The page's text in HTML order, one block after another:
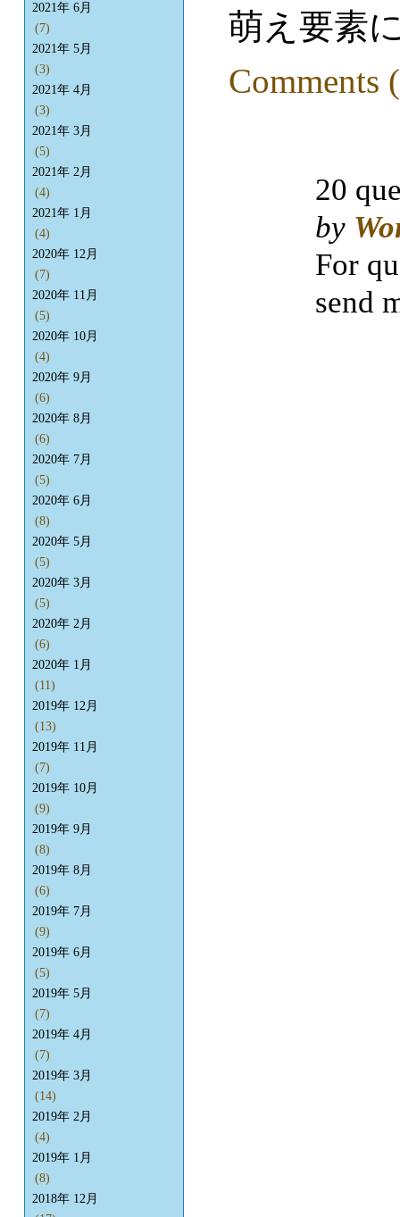
萌え要素
Comments
2021年 6月
(7)
2021年 5月
(3)
2021年 4月
(3)
2021年 3月
(5)
2021年 2月
(4)
2021年 1月
(4)
2020年 12月
(7)
2020年 11月
(5)
2020年 10月
(4)
2020年 9月
(6)
2020年 8月
(6)
2020年 7月
(5)
2020年 6月
(8)
2020年 5月
(5)
2020年 3月
(5)
2020年 2月
(6)
2020年 1月
(11)
2019年 12月
(13)
2019年 11月
(7)
2019年 10月
(9)
2019年 9月
(8)
2019年 8月
(6)
2019年 7月
(9)
2019年 6月
(5)
2019年 5月
(7)
2019年 4月
(7)
2019年 3月
(14)
2019年 2月
(4)
2019年 1月
(8)
2018年 12月
20
by
For
send